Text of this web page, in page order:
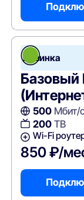
Новинка
Базовый
500Мбит/
200ТВ
Wi-Fi
850 ₽/